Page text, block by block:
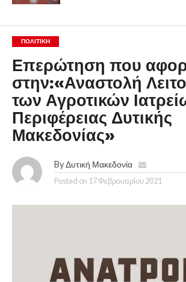
ΠΟΛΙΤΙΚΉ
Επερώτηση που
στην:«Αναστολή
των Αγροτικών
Περιφέρειας Δυτικής
Μακεδονίας»
By Δυτική Μακεδονία
Posted on 17 Φεβρουαρίου 2021